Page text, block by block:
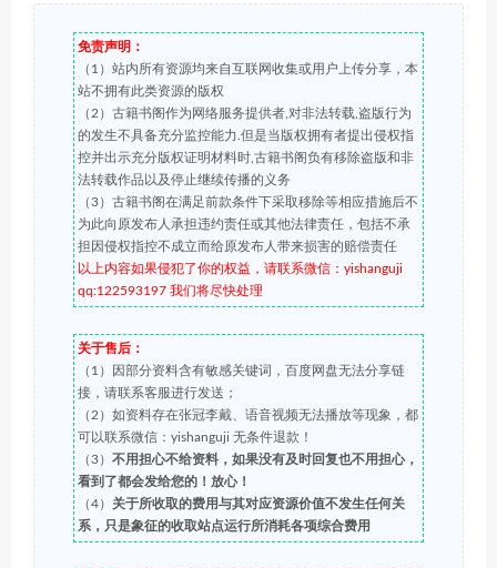
免责声明：
（1）站内所有资源均来自互联网收集或用户上传分享，本
站不拥有此类资源的版权
（2）古籍书阁作为网络服务提供者,对非法转载,盗版行为
的发生不具备充分监控能力.但是当版权拥有者提出侵权指
控并出示充分版权证明材料时,古籍书阁负有移除盗版和非
法转载作品以及停止继续传播的义务
（3）古籍书阁在满足前款条件下采取移除等相应措施后不
为此向原发布人承担违约责任或其他法律责任，包括不承
担因侵权指控不成立而给原发布人带来损害的赔偿责任
以上内容如果侵犯了你的权益，请联系微信：yishanguji
qq:122593197 我们将尽快处理
关于售后：
（1）因部分资料含有敏感关键词，百度网盘无法分享链
接，请联系客服进行发送；
（2）如资料存在张冠李戴、语音视频无法播放等现象，都
可以联系微信：yishanguji 无条件退款！
（3） 不用担心不给资料，如果没有及时回复也不用担心，
看到了都会发给您的！放心！
（4） 关于所收取的费用与其对应资源价值不发生任何关
系，只是象征的收取站点运行所消耗各项综合费用